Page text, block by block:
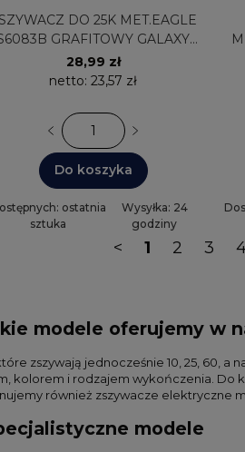
DO 25K MET.EAGLE
GRAFITOWY GALAXY
110-1449
28,99 zł
netto: 23,57 zł
Do koszyka
ostatnia
sztuka
Wysyłka: 24
godziny
< 1 2 3
modele oferujemy w
zszywają jednocześnie 10, 25, 60,
kolorem i rodzajem wykończenia.
również zszywacze elektryczne
modele